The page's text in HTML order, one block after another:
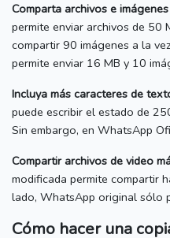
Comparta archivos e
permite enviar archivos de 50
compartir 90 imágenes a la
permite enviar 16 MB y 10
Incluya más caracteres de
puede escribir el estado de
Sin embargo, en WhatsApp
Compartir archivos de video
modificada permite compartir
lado, WhatsApp original sólo
Cómo hacer una